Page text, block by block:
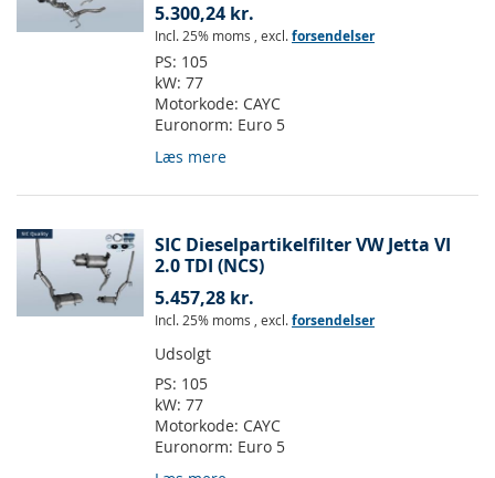
5.300,24 kr.
Incl. 25% moms , excl.forsendelser
PS: 105
kW: 77
Motorkode: CAYC
Euronorm: Euro 5
Læs mere
SIC Dieselpartikelfilter VW Jetta VI
2.0 TDI (NCS)
5.457,28 kr.
Incl. 25% moms , excl.forsendelser
Udsolgt
PS: 105
kW: 77
Motorkode: CAYC
Euronorm: Euro 5